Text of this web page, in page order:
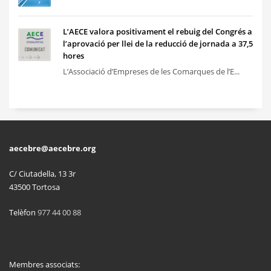
L’AECE valora positivament el rebuig del Congrés a
l’aprovació per llei de la reducció de jornada a 37,5
hores
L’Associació d’Empreses de les Comarques de l’E...
aecebre@aecebre.org
C/ Ciutadella, 13 3r
43500 Tortosa
Telèfon 977 44 00 88
Membres associats: